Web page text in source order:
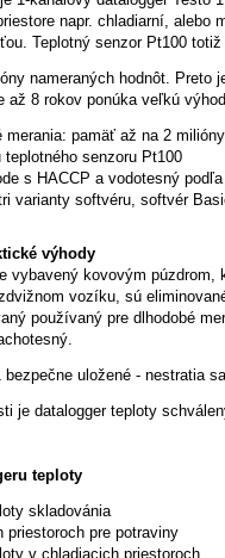
napr. chladiarní,
Teplotný senzor Pt100
nameraných hodnôt.
8 rokov ponúka veľkú
merania: pamäť až na 2
senzoru Pt100
s HACCP a vodotesný
varianty softvéru, softvér
výhody
vybavený kovovým
vozíku, sú
používaný pre dlhodobé
bezpečne uložené - nestratia
je datalogger teploty
teploty
skladovánia
pre potraviny
v chladiacich priestoroch